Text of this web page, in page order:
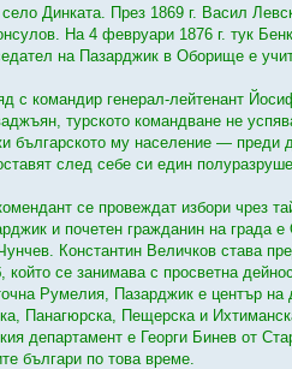
Динката. През 1869 г. Васил
На 4 февруари 1876 г. тук
на Пазарджик в Оборище е
с командир генерал-лейтенант
турското командване не
му население — преди
след себе си един
се провеждат избори чрез
и почетен гражданин на града
Константин Величков става
се занимава с просветна
Румелия, Пазарджик е център на
Панагюрска, Пещерска и
департамент е Георги Бинев от
българи по това време.